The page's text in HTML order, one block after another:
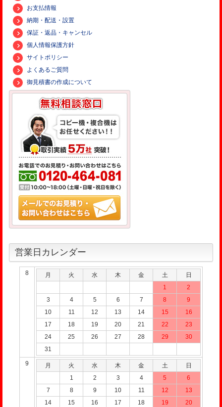
お支払情報
納期・配送・設置
保証・返品・キャンセル
個人情報保護方針
サイトポリシー
よくあるご質問
御見積書の作成について
営業日カレンダー
8 月 火 水 木 金 土
日
1
2
3
4 5 6 7 8
9
10
11 12 13 14 15
16
17
18 19 20 21 22
23
24
25 26 27 28 29
30
31
9 月 火 水 木 金 土
日
1
2 3 4 5
6
7
8 9 10 11 12
13
14
15 16 17 18 19
20